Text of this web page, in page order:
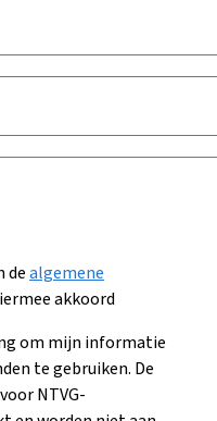
dealgemene
akkoord
om mijn informatie
te gebruiken. De
NTVG-